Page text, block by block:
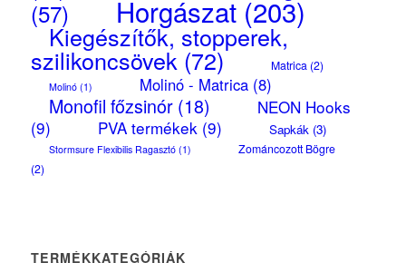
(57)
Horgászat(203)
Kiegészítők, stopperek,
szilikoncsövek (72) Matrica(2)
Molinó(1) Molinó - Matrica(8)
Monofil főzsinór(18)
NEON Hooks
(9)
PVA termékek (9) Sapkák(3)
Stormsure Flexibilis Ragasztó(1)
Zománcozott Bögre
(2)
TERMÉKKATEGÓRIÁK